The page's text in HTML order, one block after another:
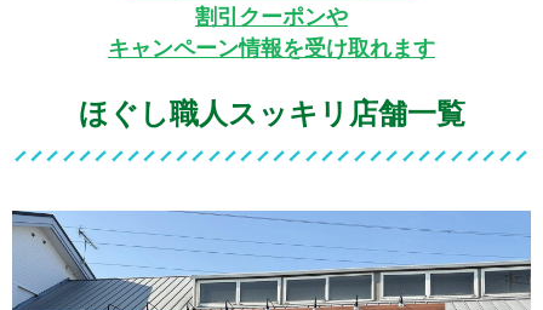
割引クーポンや
キャンペーン情報を受け取れます
ほぐし職人スッキリ店舗一覧